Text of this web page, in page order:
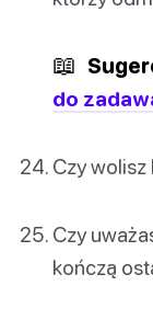
📖
do
Czy wolisz
Czy
kończą